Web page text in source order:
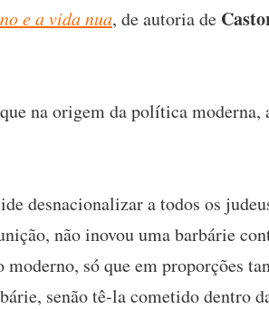
e a vida nua, de autoria de
na origem da política moderna,
desnacionalizar a todos os
não inovou uma barbárie
só que em proporções
senão tê-la cometido dentro